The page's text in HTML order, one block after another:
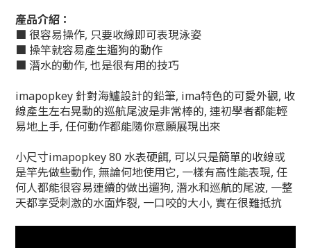
產品介紹：
■ 很容易操作, 只要收線即可表現泳姿
■ 操竿就容易產生遛狗的動作
■ 潛水的動作, 也是很有用的技巧
imapopkey 針對海鱸設計的鉛筆, ima特色的可愛外觀, 收
線產生左右晃動的巡航尾波是非常棒的, 連初學者都能輕
易地上手, 任何動作都能隨你意願展現出來
小尺寸imapopkey 80 水表硬餌, 可以只是簡單的收線或
是竿先做些動作, 無論何地使用它, 一樣有高性能表現, 任
何人都能很容易連續的做出遛狗, 潛水和巡航的尾波, 一整
天都享受刺激的水面炸裂, 一口咬的大小, 實在很難抵抗